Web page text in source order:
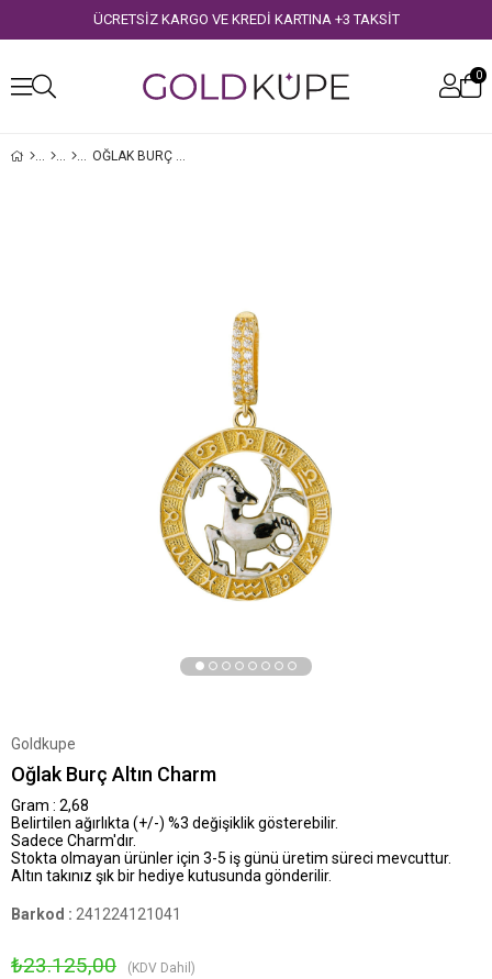
ÜCRETSİZ KARGO VE KREDİ KARTINA +3 TAKSİT
0
OĞLAK BURÇ ALTIN CHARM
Goldkupe
Oğlak Burç Altın Charm
Gram : 2,68
Belirtilen ağırlıkta (+/-) %3 değişiklik gösterebilir.
Sadece Charm'dır.
Stokta olmayan ürünler için 3-5 iş günü üretim süreci mevcuttur.
Altın takınız şık bir hediye kutusunda gönderilir.
Barkod : 241224121041
₺23.125,00 (KDV Dahil)